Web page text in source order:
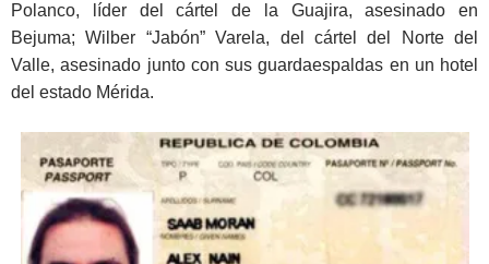
Polanco, líder del cártel de la Guajira, asesinado en
Bejuma; Wilber “Jabón” Varela, del cártel del Norte del
Valle, asesinado junto con sus guardaespaldas en un hotel
del estado Mérida.